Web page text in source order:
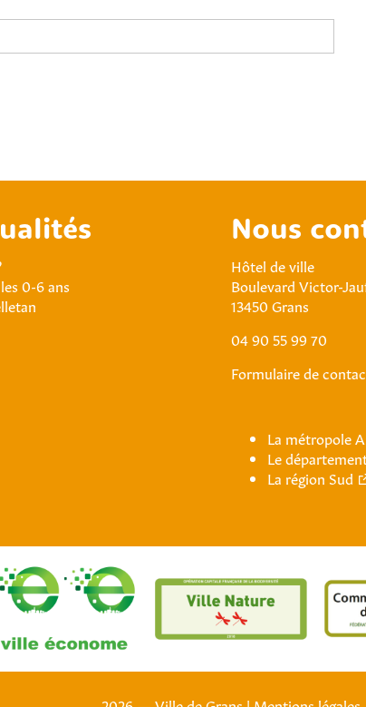
0-6 ans
Nous
Hôtel de ville
Boulevard Victor-
13450 Grans
04 90 55 99 70
Formulaire de
La métropole
Le
La région Sud